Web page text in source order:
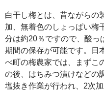
白干し梅とは、昔ながらの
加、無着色のしょっぱい梅
分は約20％ですので、酸っ
期間の保存が可能です。日
べ町の梅農家では、まずこ
の後、はちみつ漬けなどの
塩抜き作業が行われ、2次加